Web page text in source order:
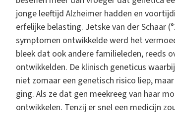
jonge leeftijd Alzheimer hadden en
erfelijke belasting. Jetske van der Schaar
symptomen ontwikkelde werd het
bleek dat ook andere familieleden, reeds
ontwikkelden. De klinisch geneticus
niet zomaar een genetisch risico liep,
ging. Als ze dat gen meekreeg van haar
ontwikkelen. Tenzij er snel een medicijn